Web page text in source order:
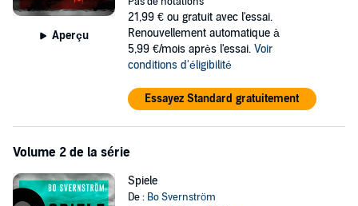
werden, suchen die Ermittler fieberhaft nach einem Muster. Bis eine
Spur Carl Edson und Alexandra Bengtsson in die Vergangenheit
führt, zu äußerst düsteren, gewalttätigen Ereignissen.
Ackermann (P)2019 Argon Verlag, Berlin
Aperçu
21,99 € ou gratuit avec l'essai.
Renouvellement automatique à
5,99 €/mois après l'essai. Voir
conditions d'éligibilité
Essayez Standard gratuitement
Volume 2 de la série
Spiele
De : Bo Svernström